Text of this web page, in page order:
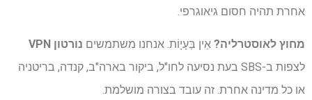
אחרת תהיה חסום גיאוגרפי.
מחוץ לאוסטרליה? אֵין בְּעָיָוֹת. אנחנו משתמשים נורטון VPN
לצפות ב-SBS בעת נסיעה לחו"ל, ביקור בארה"ב, קנדה, בריטניה
או כל מדינה אחרת. זה עובד בצורה מושלמת.